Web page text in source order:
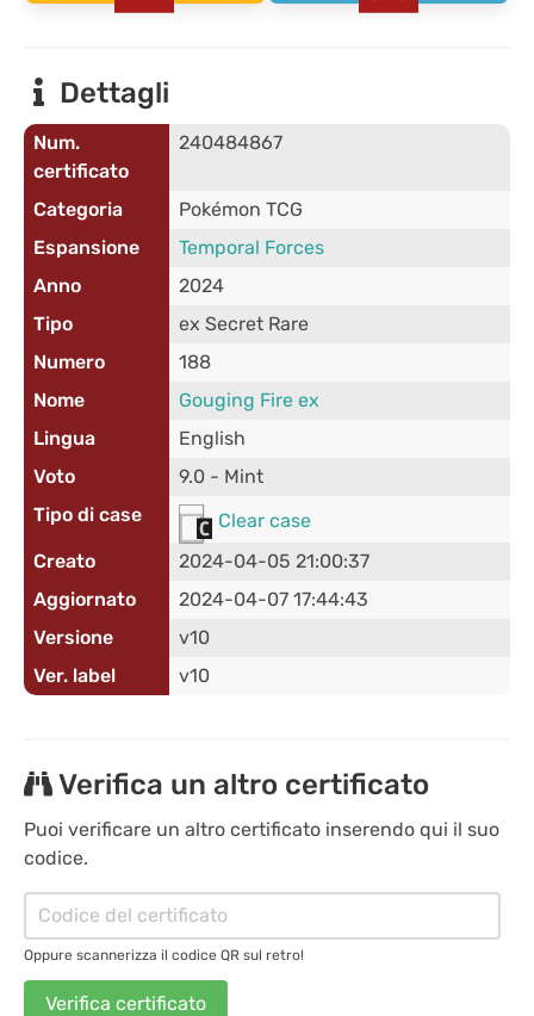
Dettagli
Num.
certificato
240484867
Categoria
Pokémon TCG
Espansione
Temporal Forces
Anno
2024
Tipo
ex Secret Rare
Numero
188
Nome
Gouging Fire ex
Lingua
English
Voto
9.0 - Mint
Tipo di case
Clear case
Creato
2024-04-05 21:00:37
Aggiornato
2024-04-07 17:44:43
Versione
v10
Ver. label
v10
Verifica un altro certificato
Puoi verificare un altro certificato inserendo qui il suo
codice.
Oppure scannerizza il codice QR sul retro!
Verifica certificato